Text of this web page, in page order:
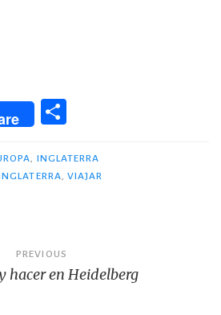
m
p
r
, INGLATERRA
,VIAJAR
PREVIOUS
hacer en Heidelberg